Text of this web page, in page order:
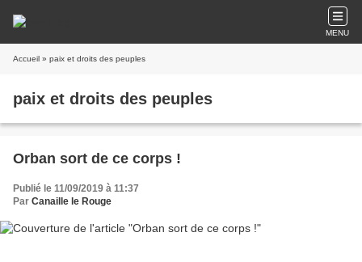
MENU
Accueil » paix et droits des peuples
paix et droits des peuples
Orban sort de ce corps !
Publié le 11/09/2019 à 11:37
Par Canaille le Rouge